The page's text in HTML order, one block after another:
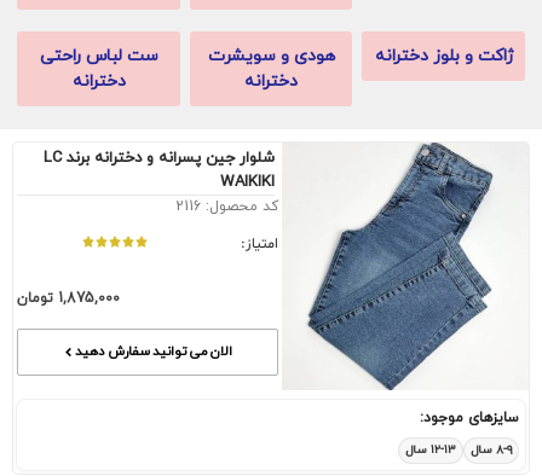
ژاکت و بلوز دخترانه
هودی و سویشرت
دخترانه
ست لباس راحتی
دخترانه
شلوار جین پسرانه و دخترانه برند LC
WAIKIKI
کد محصول: 2116
امتیاز:
1,875,000 تومان
الان می توانید سفارش دهید
سایزهای موجود:
۸-۹ سال ۱۲-۱۳ سال